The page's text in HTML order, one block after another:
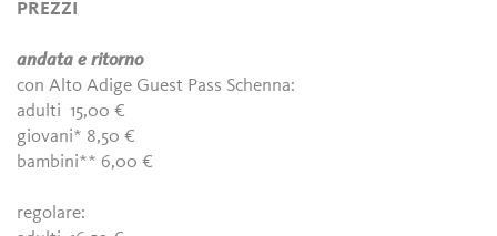
PREZZI
andata e ritorno
con Alto Adige Guest Pass Schenna:
adulti 15,00 €
giovani* 8,50 €
bambini** 6,00 €
regolare: